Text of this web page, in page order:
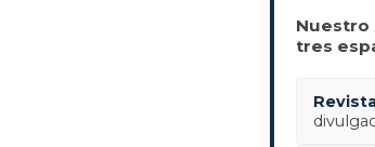
Nuestro
tres